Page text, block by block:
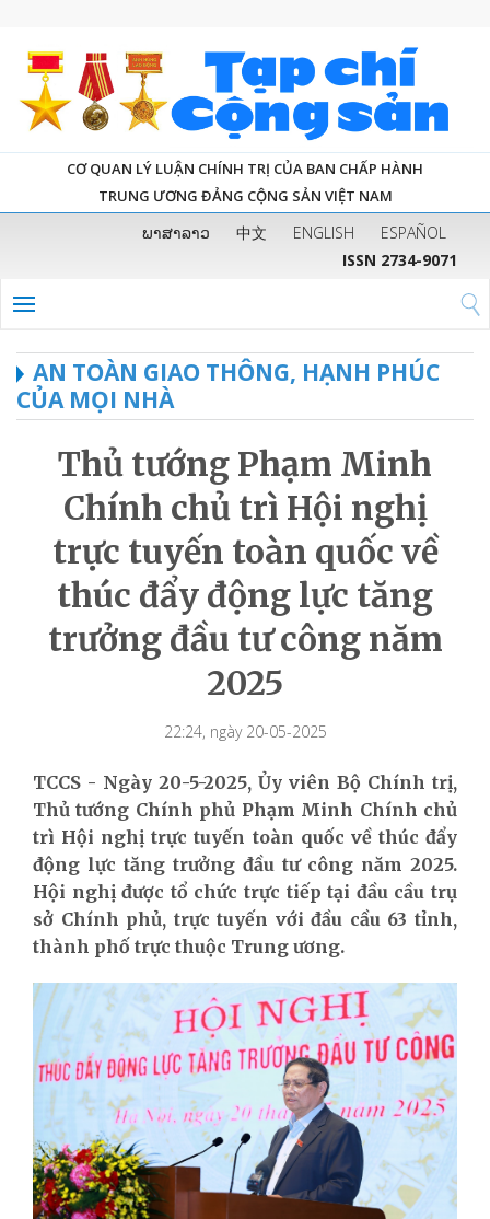
CƠ QUAN LÝ LUẬN CHÍNH TRỊ CỦA BAN CHẤP HÀNH
TRUNG ƯƠNG ĐẢNG CỘNG SẢN VIỆT NAM
ພາສາລາວ 中文 ENGLISH
ESPAÑOL
ISSN 2734-9071
AN TOÀN GIAO THÔNG, HẠNH PHÚC
CỦA MỌI NHÀ
Thủ tướng Phạm Minh
Chính chủ trì Hội nghị
trực tuyến toàn quốc về
thúc đẩy động lực tăng
trưởng đầu tư công năm
2025
22:24, ngày 20-05-2025
TCCS - Ngày 20-5-2025, Ủy viên Bộ Chính trị,
Thủ tướng Chính phủ Phạm Minh Chính chủ
trì Hội nghị trực tuyến toàn quốc về thúc đẩy
động lực tăng trưởng đầu tư công năm 2025.
Hội nghị được tổ chức trực tiếp tại đầu cầu trụ
sở Chính phủ, trực tuyến với đầu cầu 63 tỉnh,
thành phố trực thuộc Trung ương.